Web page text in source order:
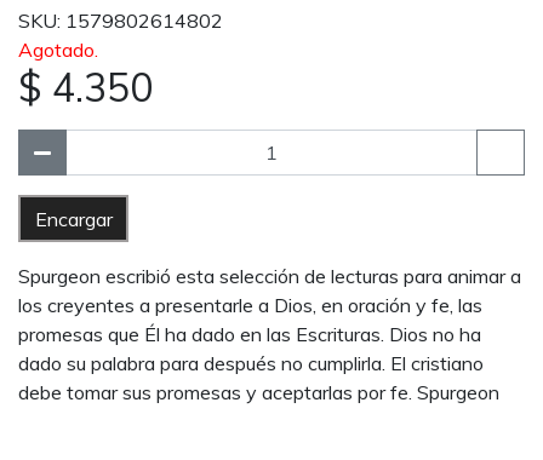
SKU: 1579802614802
Agotado.
$ 4.350
Encargar
Spurgeon escribió esta selección de lecturas para animar a
los creyentes a presentarle a Dios, en oración y fe, las
promesas que Él ha dado en las Escrituras. Dios no ha
dado su palabra para después no cumplirla. El cristiano
debe tomar sus promesas y aceptarlas por fe. Spurgeon